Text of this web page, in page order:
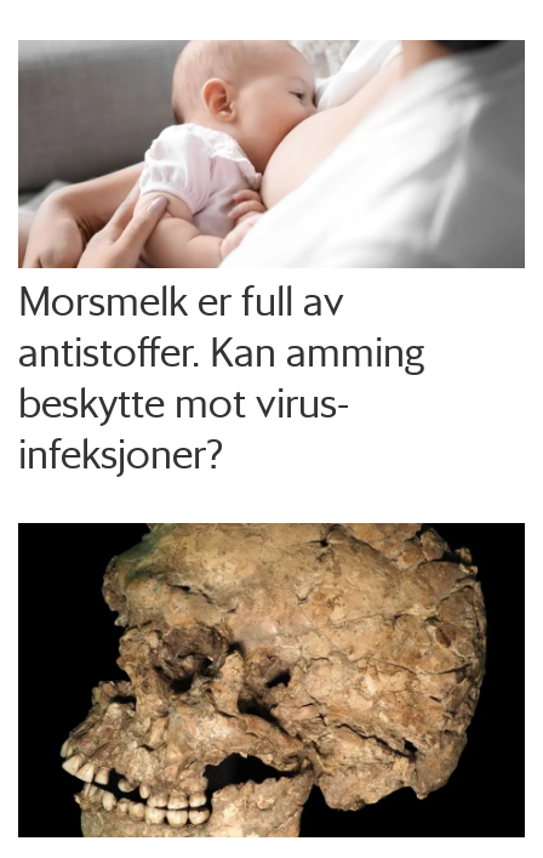
Morsmelk er full av
antistoffer. Kan amming
beskytte mot virus-
infeksjoner?